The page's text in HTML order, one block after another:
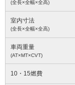
(全長×全幅×全高)
室内寸法
(全長×全幅×全高)
車両重量
(AT×MT×CVT)
10・15燃費